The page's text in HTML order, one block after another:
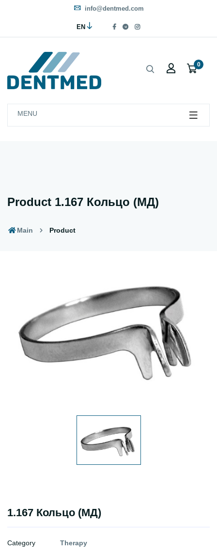
info@dentmed.com
EN
0
MENU
Product 1.167 Кольцо (МД)
Main Product
1.167 Кольцо (МД)
Category Therapy